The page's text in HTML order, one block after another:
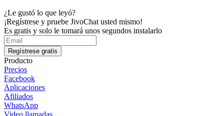
¿Le gustó lo que leyó?
¡Regístrese y pruebe JivoChat usted mismo!
Es gratis y solo le tomará unos segundos instalarlo
Regístrese gratis
Producto
Precios
Facebook
Aplicaciones
Afiliados
WhatsApp